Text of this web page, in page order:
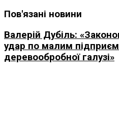
Пов'язані новини
Валерій Дубіль:
удар по малим
деревообробної галузі»